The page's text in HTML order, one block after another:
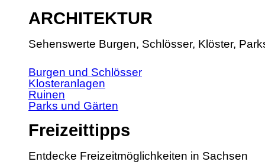
ARCHITEKTUR
Sehenswerte Burgen, Schlösser, Klöster,
Burgen und Schlösser
Klosteranlagen
Ruinen
Parks und Gärten
Freizeittipps
Entdecke Freizeitmöglichkeiten in Sachsen